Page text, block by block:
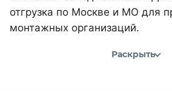
отгрузка по Москве и МО для
монтажных организаций.
Раскрыть